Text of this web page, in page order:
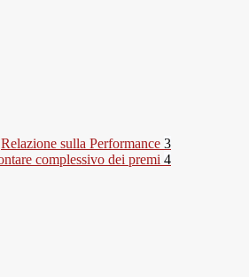
Relazione sulla Performance 3
complessivo dei premi 4